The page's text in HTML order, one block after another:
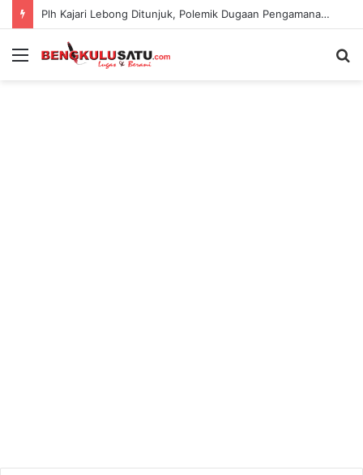
Plh Kajari Lebong Ditunjuk, Polemik Dugaan Pengamanan Pejabat Kejari Kian Jadi Sorotan
Menu